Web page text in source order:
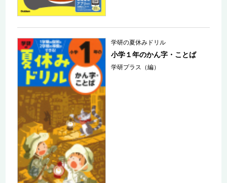
学研の夏休みドリル
小学１年のかん字・ことば
学研プラス（編）